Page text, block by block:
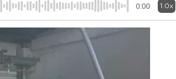
0:00 1.0x